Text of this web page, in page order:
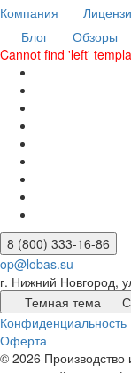
Компания
Блог
Обзоры
Cannot find 'left'
8 (800) 333-16-86
op@lobas.su
г. Нижний Новгород,
Темная тема
Конфиденциальность
Оферта
© 2026